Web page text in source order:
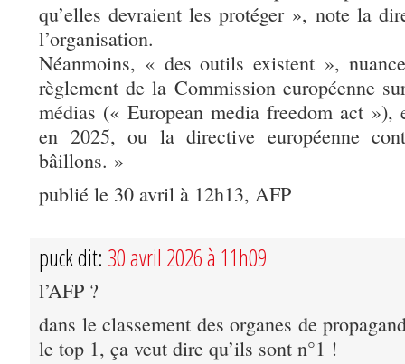
qu’elles devraient les protéger », note la
l’organisation.
Néanmoins, « des outils existent »,
règlement de la Commission européenne
médias (« European media freedom act »),
en 2025, ou la directive européenne
bâillons. »
publié le 30 avril à 12h13, AFP
puck dit: 30 avril 2026 à 11h09
l’AFP ?
dans le classement des organes de
le top 1, ça veut dire qu’ils sont n°1 !